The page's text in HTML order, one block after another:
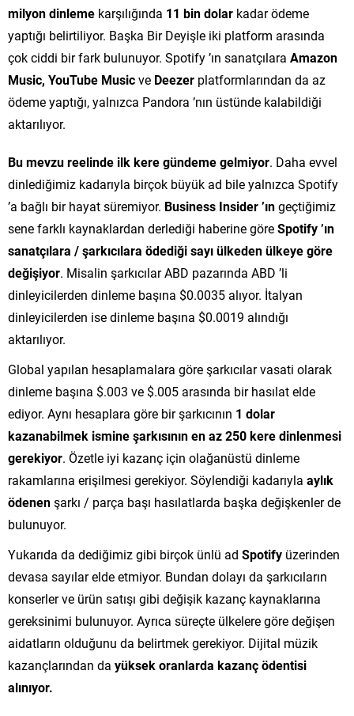
milyon dinleme karşılığında 11 bin dolar kadar ödeme
yaptığı belirtiliyor. Başka Bir Deyişle iki platform arasında
çok ciddi bir fark bulunuyor. Spotify ’ın sanatçılara Amazon
Music, YouTube Musicve Deezer platformlarından da az
ödeme yaptığı, yalnızca Pandora ’nın üstünde kalabildiği
aktarılıyor.
Bu mevzu reelinde ilk kere gündeme gelmiyor. Daha evvel
dinlediğimiz kadarıyla birçok büyük ad bile yalnızca Spotify
’a bağlı bir hayat süremiyor. Business Insider ’ıngeçtiğimiz
sene farklı kaynaklardan derlediği haberine göreSpotify ’ın
sanatçılara / şarkıcılara ödediği sayı ülkeden ülkeye göre
değişiyor. Misalin şarkıcılar ABD pazarında ABD ’li
dinleyicilerden dinleme başına $0.0035 alıyor. İtalyan
dinleyicilerden ise dinleme başına $0.0019 alındığı
aktarılıyor.
Global yapılan hesaplamalara göre şarkıcılar vasati olarak
dinleme başına $.003 ve $.005 arasında bir hasılat elde
ediyor. Aynı hesaplara göre bir şarkıcının 1 dolar
kazanabilmek ismine şarkısının en az 250 kere dinlenmesi
gerekiyor. Özetle iyi kazanç için olağanüstü dinleme
rakamlarına erişilmesi gerekiyor. Söylendiği kadarıyla aylık
ödenenşarkı / parça başı hasılatlarda başka değişkenler de
bulunuyor.
Yukarıda da dediğimiz gibi birçok ünlü ad Spotify üzerinden
devasa sayılar elde etmiyor. Bundan dolayı da şarkıcıların
konserler ve ürün satışı gibi değişik kazanç kaynaklarına
gereksinimi bulunuyor. Ayrıca süreçte ülkelere göre değişen
aidatların olduğunu da belirtmek gerekiyor. Dijital müzik
kazançlarından da yüksek oranlarda kazanç ödentisi
alınıyor.